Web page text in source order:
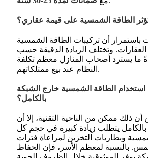
الطاقة الشمسية على قيمة عقاري؟
باستمرار أن تركيبات الطاقة الشمسية
وتختلف الزيادة الدقيقة حسب
ما يسترد أصحاب المنازل معظم تكلفة
النظام عند بيع ممتلكاتهم.
الطاقة الشمسية خارج الشبكة
بالكامل؟
ذلك ممكن من الناحية التقنية، إلا أن
يتطلب زيادة كبيرة في حجم كل
وبطاريات التخزين لمراعاة فترات
بالنسبة لمعظم الأسر، فإن الحفاظ